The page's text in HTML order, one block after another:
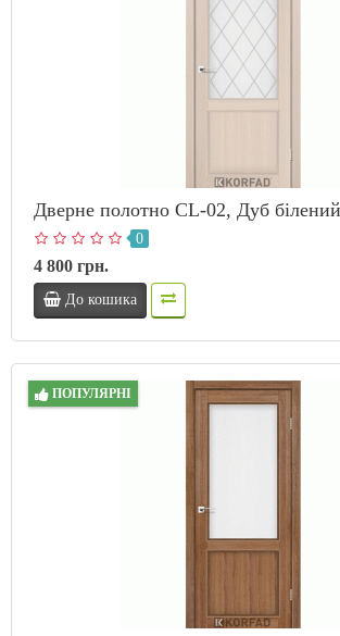
Дверне полотно CL-02, Дуб
0
4 800 грн.
До кошика
ПОПУЛЯРНІ